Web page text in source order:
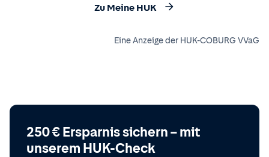
Zu Meine HUK
Eine Anzeige der HUK-COBURG VVaG
250 € Ersparnis sichern – mit
unserem HUK-Check